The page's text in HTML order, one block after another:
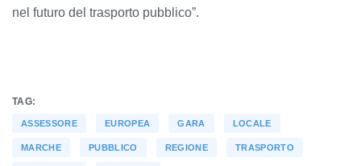
nel futuro del trasporto pubblico”.
TAG:
ASSESSORE EUROPEA GARA LOCALE
MARCHE PUBBLICO REGIONE TRASPORTO